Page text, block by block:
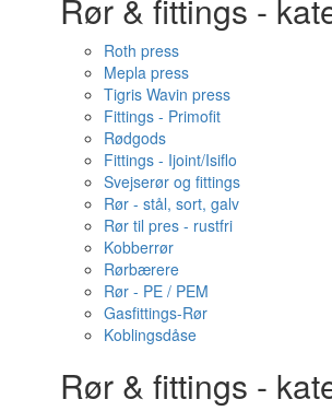
Rør & fittings -
Roth press
Mepla press
Tigris Wavin press
Fittings - Primofit
Rødgods
Fittings - Ijoint/Isiflo
Svejserør og fittings
Rør - stål, sort, galv
Rør til pres - rustfri
Kobberrør
Rørbærere
Rør - PE / PEM
Gasfittings-Rør
Koblingsdåse
Rør & fittings -